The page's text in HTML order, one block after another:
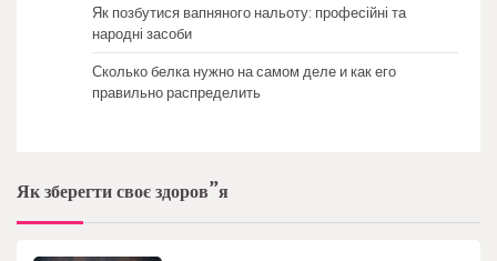
Як позбутися вапняного нальоту: професійні та
народні засоби
Сколько белка нужно на самом деле и как его
правильно распределить
Як зберегти своє здоров”я